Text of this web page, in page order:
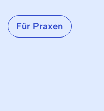
Für Praxen